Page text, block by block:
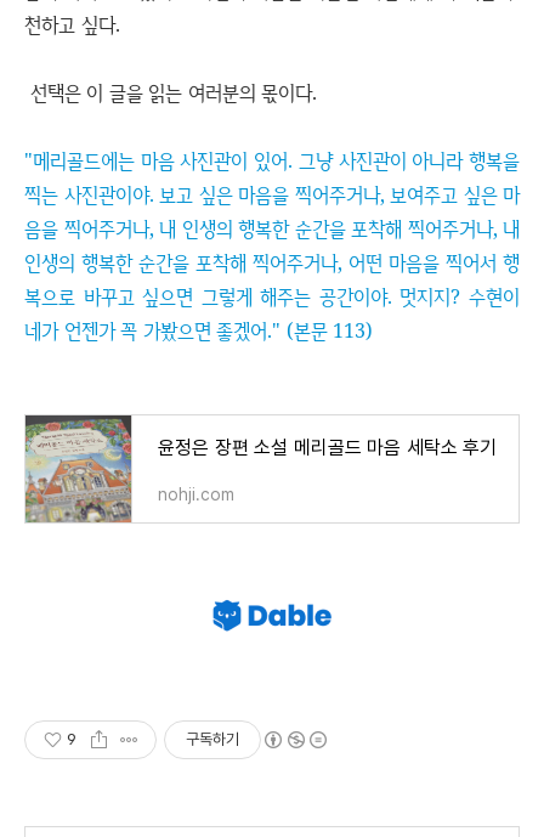
천하고 싶다.
선택은 이 글을 읽는 여러분의 몫이다.
"메리골드에는 마음 사진관이 있어. 그냥 사진관이 아니라 행복을
찍는 사진관이야. 보고 싶은 마음을 찍어주거나, 보여주고 싶은 마
음을 찍어주거나, 내 인생의 행복한 순간을 포착해 찍어주거나, 내
인생의 행복한 순간을 포착해 찍어주거나, 어떤 마음을 찍어서 행
복으로 바꾸고 싶으면 그렇게 해주는 공간이야. 멋지지? 수현이
네가 언젠가 꼭 가봤으면 좋겠어." (본문 113)
윤정은 장편 소설 메리골드 마음 세탁소 후기
nohji.com
9 구독하기